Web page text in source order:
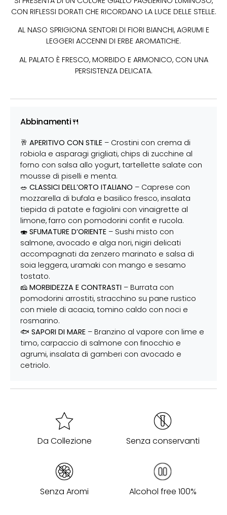
CON RIFLESSI DORATI CHE RICORDANO LA LUCE DELLE STELLE.
AL NASO SPRIGIONA SENTORI DI FIORI BIANCHI, AGRUMI E
LEGGERI ACCENNI DI ERBE AROMATICHE.
AL PALATO È FRESCO, MORBIDO E ARMONICO, CON UNA
PERSISTENZA DELICATA.
Abbinamenti🍴
🥂 APERITIVO CON STILE – Crostini con crema di
robiola e asparagi grigliati, chips di zucchine al
forno con salsa allo yogurt, tartellette salate con
mousse di piselli e menta.
🥗 CLASSICI DELL’ORTO ITALIANO – Caprese con
mozzarella di bufala e basilico fresco, insalata
tiepida di patate e fagiolini con vinaigrette al
limone, farro con pomodorini confit e rucola.
🍣 SFUMATURE D’ORIENTE – Sushi misto con
salmone, avocado e alga nori, nigiri delicati
accompagnati da zenzero marinato e salsa di
soia leggera, uramaki con mango e sesamo
tostato.
🧀 MORBIDEZZA E CONTRASTI – Burrata con
pomodorini arrostiti, stracchino su pane rustico
con miele di acacia, tomino caldo con noci e
rosmarino.
🐟 SAPORI DI MARE – Branzino al vapore con lime e
timo, carpaccio di salmone con finocchio e
agrumi, insalata di gamberi con avocado e
cetriolo.
Da Collezione Senza conservanti
Senza Aromi Alcohol free 100%